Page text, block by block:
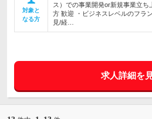
対象と
なる方
ス）での事業開発or新規事業立ち
方 歓迎 ・ビジネスレベルのフラ
見/経…
求人詳細を